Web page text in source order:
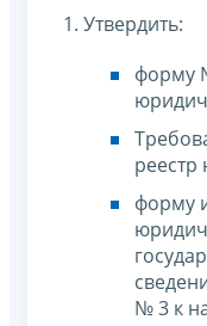
1. Утвердить:
форму
форму
№ 3 к